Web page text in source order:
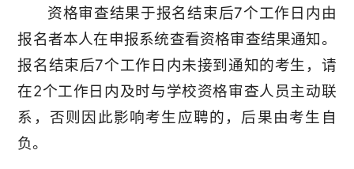
资格审查结果于报名结束后7个工作日内由
报名者本人在申报系统查看资格审查结果通知。
报名结束后7个工作日内未接到通知的考生，请
在2个工作日内及时与学校资格审查人员主动联
系，否则因此影响考生应聘的，后果由考生自
负。